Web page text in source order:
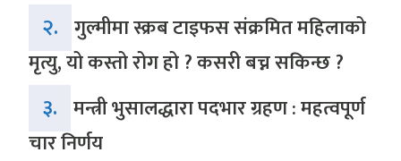
२. गुल्मीमा स्क्रब टाइफस संक्रमित महिलाको
मृत्यु, यो कस्तो रोग हो ? कसरी बच्न सकिन्छ ?
३. मन्त्री भुसालद्धारा पदभार ग्रहण : महत्वपूर्ण
चार निर्णय